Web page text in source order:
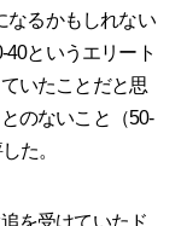
なるかもしれない
というエリート
いたことだと思
のないこと（50-
た。